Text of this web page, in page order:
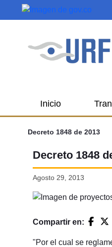
Saltar al contenido principal
Inicio
Decreto 1848 de 2013
Decreto 1848
Agosto 29, 2013
Compartir en:
"Por el cual se